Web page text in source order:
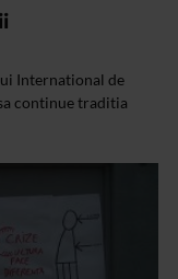
International de
continue traditia